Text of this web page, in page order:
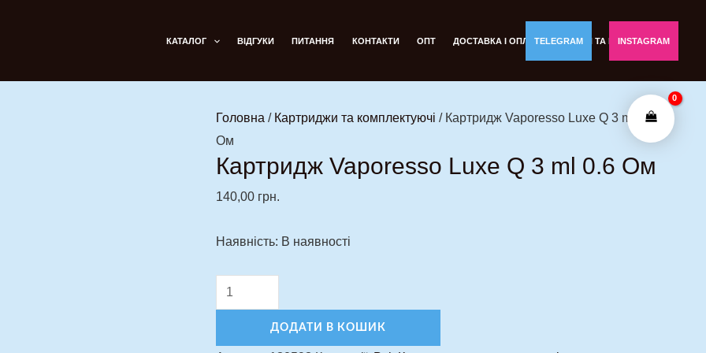
КАТАЛОГ ВІДГУКИ ПИТАННЯ КОНТАКТИ ОПТ ДОСТАВКА І ОПЛАТА ОБМІН ТА ПОВЕРНЕННЯ
TELEGRAM INSTAGRAM
Головна / Картриджи та комплектуючі / Картридж Vaporesso Luxe Q 3 ml 0.6
Ом
Картридж Vaporesso Luxe Q 3 ml 0.6 Ом
140,00 грн.
Наявність: В наявності
Q
ml
0.6
Ом
кількість
ДОДАТИ В КОШИК